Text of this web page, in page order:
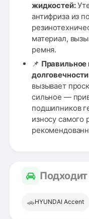
жидкостей:
антифриза из
материал,
ремня.
📌
вызывает
сильное —
подшипников
износу
🚗HYUNDAI Accent